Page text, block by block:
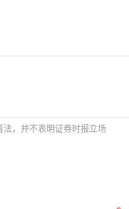
，并不表明证券时报立场